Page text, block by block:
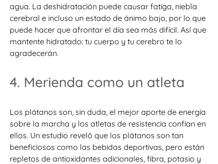
agua. La deshidratación puede causar fatiga, niebla
cerebral e incluso un estado de ánimo bajo, por lo que
puede hacer que afrontar el día sea más difícil. Así que
mantente hidratado: tu cuerpo y tu cerebro te lo
agradecerán.
4. Merienda como un atleta
Los plátanos son, sin duda, el mejor aporte de energía
sobre la marcha y los atletas de resistencia confían en
ellos. Un estudio reveló que los plátanos son tan
beneficiosos como las bebidas deportivas, pero están
repletos de antioxidantes adicionales, fibra, potasio y